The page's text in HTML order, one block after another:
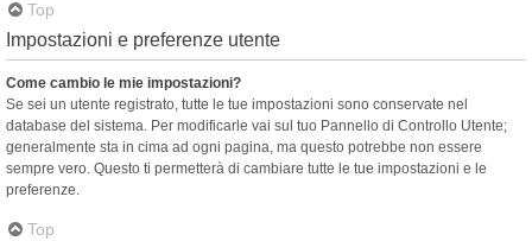
Top
Impostazioni e preferenze utente
Come cambio le mie impostazioni?
Se sei un utente registrato, tutte le tue impostazioni sono conservate nel
database del sistema. Per modificarle vai sul tuo Pannello di Controllo Utente;
generalmente sta in cima ad ogni pagina, ma questo potrebbe non essere
sempre vero. Questo ti permetterà di cambiare tutte le tue impostazioni e le
preferenze.
Top